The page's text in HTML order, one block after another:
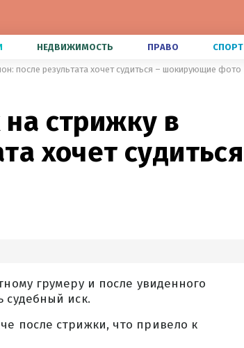
НЕДВИЖИМОСТЬ ПРАВО СПОРТ
после результата хочет судиться – шокирующие фото
стрижку в
хочет судиться
грумеру и после увиденного
судебный иск.
после стрижки, что привело к